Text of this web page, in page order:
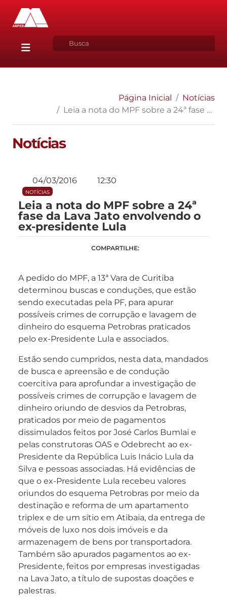
Página Inicial
Notícias
Leia a nota do MPF sobre a 24ª fase da Lava Jato envolvendo o ex-presidente Lula
Notícias
04/03/2016 12:30
NOTÍCIAS
Leia a nota do MPF sobre a 24ª
fase da Lava Jato envolvendo o
ex-presidente Lula
COMPARTILHE:
A pedido do MPF, a 13ª Vara de Curitiba
determinou buscas e conduções, que estão
sendo executadas pela PF, para apurar
possíveis crimes de corrupção e lavagem de
dinheiro do esquema Petrobras praticados
pelo ex-Presidente Lula e associados.
Estão sendo cumpridos, nesta data, mandados
de busca e apreensão e de condução
coercitiva para aprofundar a investigação de
possíveis crimes de corrupção e lavagem de
dinheiro oriundo de desvios da Petrobras,
praticados por meio de pagamentos
dissimulados feitos por José Carlos Bumlai e
pelas construtoras OAS e Odebrecht ao ex-
Presidente da República Luis Inácio Lula da
Silva e pessoas associadas. Há evidências de
que o ex-Presidente Lula recebeu valores
oriundos do esquema Petrobras por meio da
destinação e reforma de um apartamento
triplex e de um sítio em Atibaia, da entrega de
móveis de luxo nos dois imóveis e da
armazenagem de bens por transportadora.
Também são apurados pagamentos ao ex-
Presidente, feitos por empresas investigadas
na Lava Jato, a título de supostas doações e
palestras.